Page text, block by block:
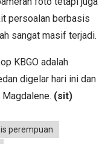
persoalan berbasis
sangat masif terjadi.
KBGO adalah
digelar hari ini dan
(sit)
perempuan